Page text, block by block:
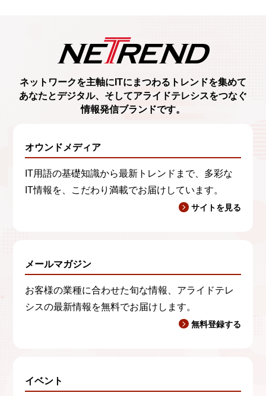
ネットワークを主軸に ITにまつわるトレンドを集めて
あなたとデジタル、 そしてアライドテレシスをつなぐ
情報発信ブランドです。
オウンドメディア
IT用語の基礎知識から最新トレンドまで、多彩な
IT情報を、こだわり満載でお届けしています。
サイトを見る
メールマガジン
お客様の業種に合わせた旬な情報、アライドテレ
シスの最新情報を無料でお届けします。
無料登録する
イベント